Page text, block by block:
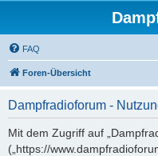
FAQ
Foren-Übersicht
Dampfradioforum -
Mit dem Zugriff auf
(„https://